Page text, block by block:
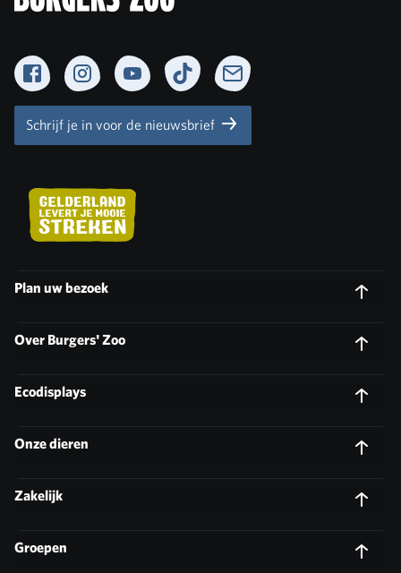
FacebookInstagramYouTubeTikTok Newsletter
Schrijf je in voor de nieuwsbrief
Plan uw bezoek
Over Burgers' Zoo
Ecodisplays
Onze dieren
Zakelijk
Groepen